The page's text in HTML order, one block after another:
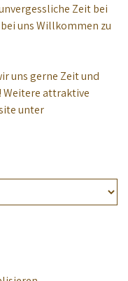
Zeit bei
uns Willkommen zu
uns gerne Zeit und
Weitere attraktive
unter